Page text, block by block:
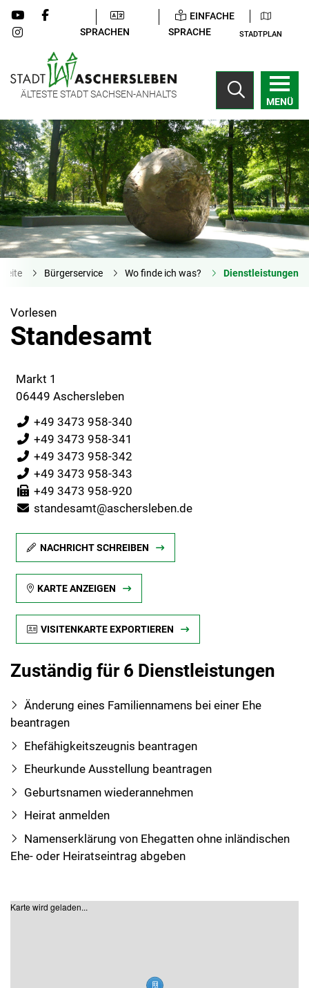
SPRACHEN
EINFACHE
SPRACHE
STADTPLAN
ÄLTESTE STADT SACHSEN-ANHALTS
MENÜ
Bürgerservice Wo finde ich was? Dienstleistungen
Vorlesen
Standesamt
Markt 1
06449 Aschersleben
+49 3473 958-340
+49 3473 958-341
+49 3473 958-342
+49 3473 958-343
+49 3473 958-920
standesamt@aschersleben.de
NACHRICHT SCHREIBEN
KARTE ANZEIGEN
VISITENKARTE EXPORTIEREN
Zuständig für 6 Dienstleistungen
Änderung eines Familiennamens bei einer Ehe
beantragen
Ehefähigkeitszeugnis beantragen
Eheurkunde Ausstellung beantragen
Geburtsnamen wiederannehmen
Heirat anmelden
Namenserklärung von Ehegatten ohne inländischen
Ehe- oder Heiratseintrag abgeben
Karte wird geladen...